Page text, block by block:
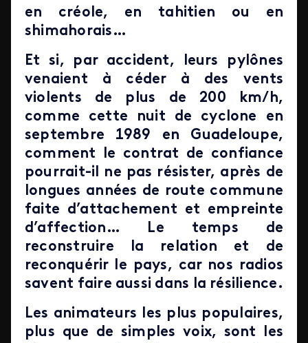
en créole, en tahitien ou en
shimahorais…
Et si, par accident, leurs pylônes
venaient à céder à des vents
violents de plus de 200 km/h,
comme cette nuit de cyclone en
septembre 1989 en Guadeloupe,
comment le contrat de confiance
pourrait-il ne pas résister, après de
longues années de route commune
faite d’attachement et empreinte
d’affection… Le temps de
reconstruire la relation et de
reconquérir le pays, car nos radios
savent faire aussi dans la résilience.
Les animateurs les plus populaires,
plus que de simples voix, sont les